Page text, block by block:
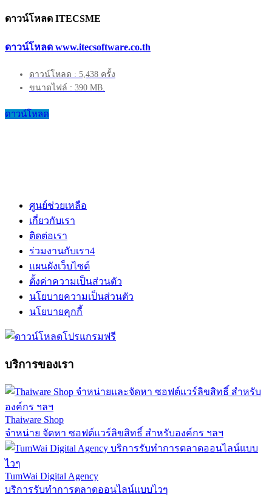
ดาวน์โหลด ITECSME
ดาวน์โหลด www.itecsoftware.co.th
ดาวน์โหลด : 5,438 ครั้ง
ขนาดไฟล์ : 390 MB.
ดาวน์โหลด
ศูนย์ช่วยเหลือ
เกี่ยวกับเรา
ติดต่อเรา
ร่วมงานกับเรา4
แผนผังเว็บไซต์
ตั้งค่าความเป็นส่วนตัว
นโยบายความเป็นส่วนตัว
นโยบายคุกกี้
บริการของเรา
Thaiware Shop
จำหน่าย จัดหา ซอฟต์แวร์ลิขสิทธิ์ สำหรับองค์กร ฯลฯ
TumWai Digital Agency
บริการรับทำการตลาดออนไลน์แบบไวๆ